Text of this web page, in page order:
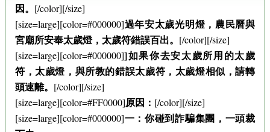
因。 [/color][/size]
[size=large][color=#000000]過年安太歲光明燈，農民曆與
宮廟所安奉太歲燈，太歲符錯誤百出。 [/color][/size]
[size=large][color=#000000]]如果你去安太歲所用的太歲
符，太歲燈，與所教的錯誤太歲符，太歲燈相似，請轉
頭速離。 [/color][/size]
[size=large][color=#FF0000]原因： [/color][/size]
[size=large][color=#000000]一：你碰到詐騙集團，一頭裁